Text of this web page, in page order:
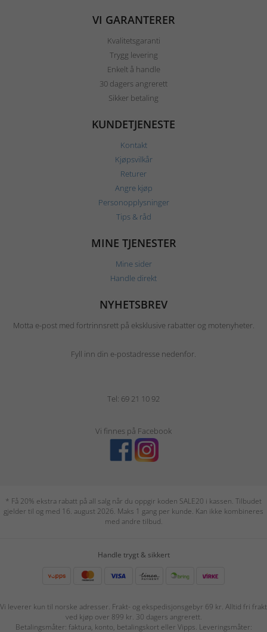
VI GARANTERER
Kvalitetsgaranti
Trygg levering
Enkelt å handle
30 dagers angrerett
Sikker betaling
KUNDETJENESTE
Kontakt
Kjøpsvilkår
Returer
Angre kjøp
Personopplysninger
Tips & råd
MINE TJENESTER
Mine sider
Handle direkt
NYHETSBREV
Motta e-post med fortrinnsrett på eksklusive rabatter og motenyheter.
Fyll inn din e-postadresse nedenfor.
Tel: 69 21 10 92
Vi finnes på Facebook
* Få 20% ekstra rabatt på all salg når du oppgir koden SALE20 i kassen. Tilbudet
gjelder til og med 16. august 2026. Maks 1 gang per kunde. Kan ikke kombineres
med andre tilbud.
Handle trygt & sikkert
Vi leverer kun til norske adresser. Frakt- og ekspedisjonsgebyr 69 kr. Alltid fri frakt
ved kjøp over 899 kr. 30 dagers angrerett.
Betalingsmåter: faktura, konto, betalingskort eller Vipps. Leveringsmåter: